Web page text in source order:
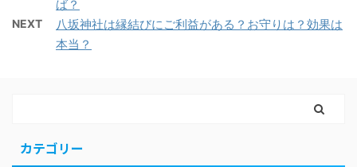
ば？
NEXT
八坂神社は縁結びにご利益がある？お守りは？効果は
本当？
カテゴリー